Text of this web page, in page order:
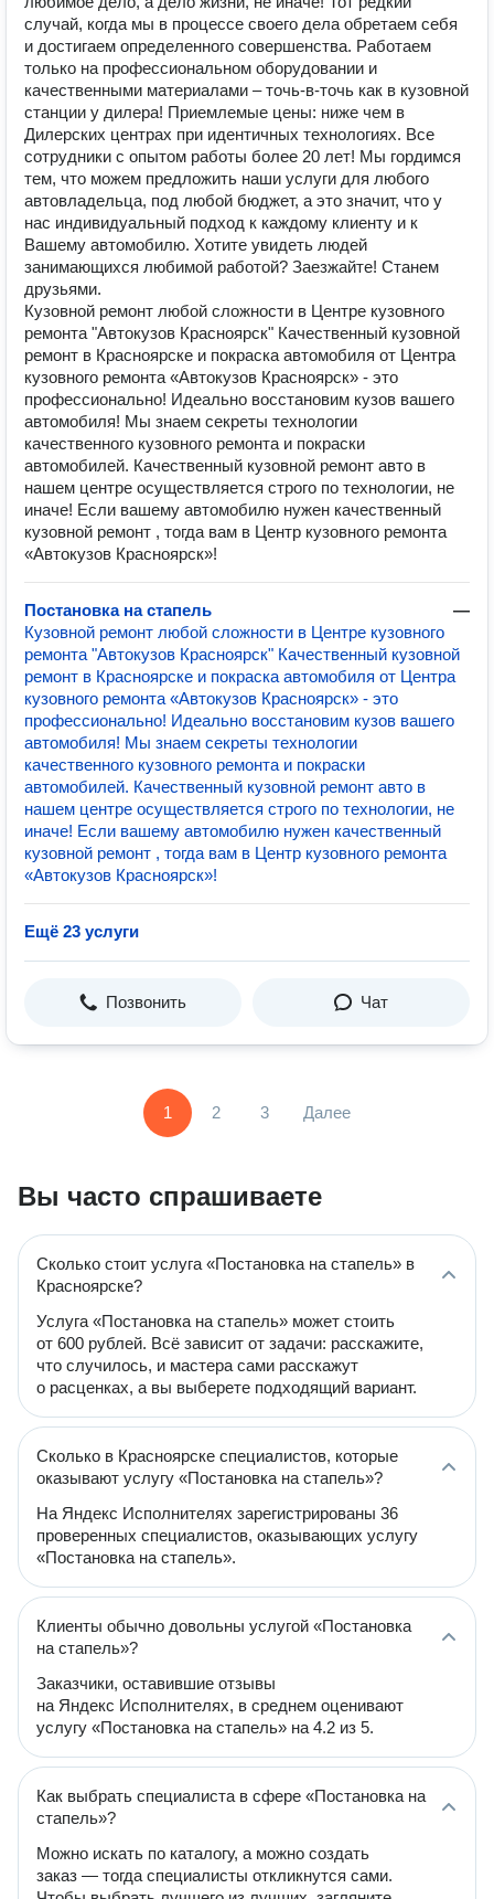
случай, когда мы в процессе своего дела обретаем себя
и достигаем определенного совершенства. Работаем
только на профессиональном оборудовании и
качественными материалами – точь-в-точь как в кузовной
станции у дилера! Приемлемые цены: ниже чем в
Дилерских центрах при идентичных технологиях. Все
сотрудники с опытом работы более 20 лет! Мы гордимся
тем, что можем предложить наши услуги для любого
автовладельца, под любой бюджет, а это значит, что у
нас индивидуальный подход к каждому клиенту и к
Вашему автомобилю. Хотите увидеть людей
занимающихся любимой работой? Заезжайте! Станем
друзьями.
Кузовной ремонт любой сложности в Центре кузовного
ремонта "Автокузов Красноярск" Качественный кузовной
ремонт в Красноярске и покраска автомобиля от Центра
кузовного ремонта «Автокузов Красноярск» - это
профессионально! Идеально восстановим кузов вашего
автомобиля! Мы знаем секреты технологии
качественного кузовного ремонта и покраски
автомобилей. Качественный кузовной ремонт авто в
нашем центре осуществляется строго по технологии, не
иначе! Если вашему автомобилю нужен качественный
кузовной ремонт , тогда вам в Центр кузовного ремонта
«Автокузов Красноярск»!
Постановка на стапель
—
Кузовной ремонт любой сложности в Центре кузовного
ремонта "Автокузов Красноярск" Качественный кузовной
ремонт в Красноярске и покраска автомобиля от Центра
кузовного ремонта «Автокузов Красноярск» - это
профессионально! Идеально восстановим кузов вашего
автомобиля! Мы знаем секреты технологии
качественного кузовного ремонта и покраски
автомобилей. Качественный кузовной ремонт авто в
нашем центре осуществляется строго по технологии, не
иначе! Если вашему автомобилю нужен качественный
кузовной ремонт , тогда вам в Центр кузовного ремонта
«Автокузов Красноярск»!
Ещё 23 услуги
Позвонить Чат
1 2 3 Далее
Вы часто спрашиваете
Сколько стоит услуга «Постановка на стапель» в
Красноярске?
Услуга «Постановка на стапель» может стоить
от 600 рублей. Всё зависит от задачи: расскажите,
что случилось, и мастера сами расскажут
о расценках, а вы выберете подходящий вариант.
Сколько в Красноярске специалистов, которые
оказывают услугу «Постановка на стапель»?
На Яндекс Исполнителях зарегистрированы 36
проверенных специалистов, оказывающих услугу
«Постановка на стапель».
Клиенты обычно довольны услугой «Постановка
на стапель»?
Заказчики, оставившие отзывы
на Яндекс Исполнителях, в среднем оценивают
услугу «Постановка на стапель» на 4.2 из 5.
Как выбрать специалиста в сфере «Постановка на
стапель»?
Можно искать по каталогу, а можно создать
заказ — тогда специалисты откликнутся сами.